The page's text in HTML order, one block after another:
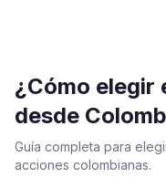
¿Cómo elegir
desde
Guía completa para
acciones colombianas.